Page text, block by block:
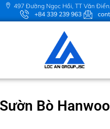
497 Đường Ngọc Hồi, TT Văn
+84 339 239 963
Bò